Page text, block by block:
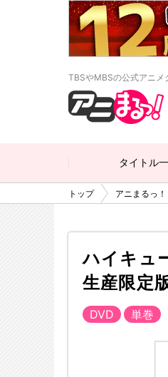
TBSやMBSの公式アニメ
タイトル
トップ アニまるっ！
ハイキュ
生産限定版
DVD 単巻